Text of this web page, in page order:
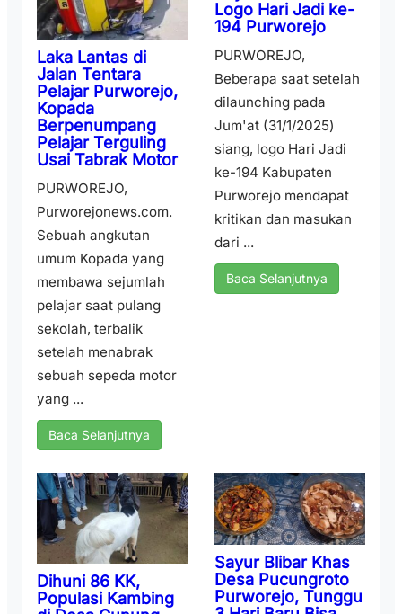
Laka Lantas di
Jalan Tentara
Pelajar Purworejo,
Kopada
Berpenumpang
Pelajar Terguling
Usai Tabrak Motor
PURWOREJO,
Purworejonews.com.
Sebuah angkutan
umum Kopada yang
membawa sejumlah
pelajar saat pulang
sekolah, terbalik
setelah menabrak
sebuah sepeda motor
yang ...
Baca Selanjutnya
Logo Hari Jadi ke-
194 Purworejo
PURWOREJO,
Beberapa saat setelah
dilaunching pada
Jum'at (31/1/2025)
siang, logo Hari Jadi
ke-194 Kabupaten
Purworejo mendapat
kritikan dan masukan
dari ...
Baca Selanjutnya
Dihuni 86 KK,
Populasi Kambing
Sayur Blibar Khas
Desa Pucungroto
Purworejo, Tunggu